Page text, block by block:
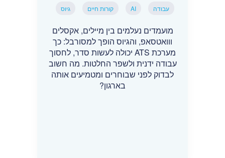
עבודה AI קורות חיים גיוס
מועמדים נעלמים בין מיילים, אקסלים
ווואטסאפ, והגיוס הופך למסורבל: כך
מערכת ATS יכולה לעשות סדר, לחסוך
עבודה ידנית ולשפר החלטות. מה חשוב
לבדוק לפני שבוחרים ומטמיעים אותה
בארגון?